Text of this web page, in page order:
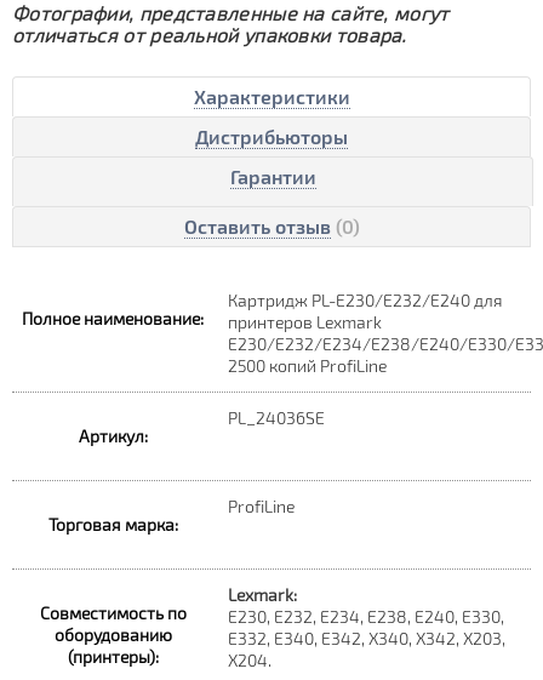
Фотографии, представленные на сайте, могут
отличаться от реальной упаковки товара.
Характеристики
Дистрибьюторы
Гарантии
Оставить отзыв (0)
Полное наименование:
Картридж PL-E230/E232/E240 для
принтеров Lexmark
E230/E232/E234/E238/E240/E330/
2500 копий ProfiLine
Артикул:
PL_24036SE
Торговая марка:
ProfiLine
Совместимость по
оборудованию
(принтеры):
Lexmark:
E230, E232, E234, E238, E240, E330,
E332, E340, E342, X340, X342, X203,
X204.